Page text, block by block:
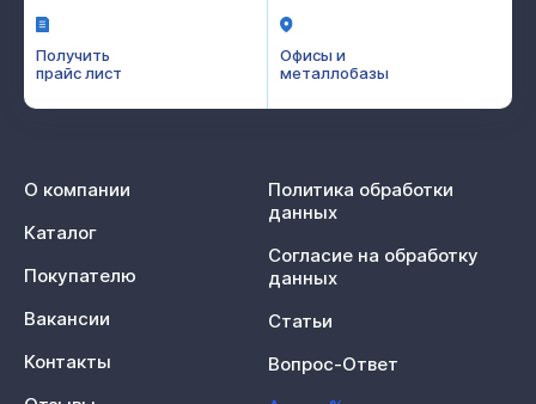
Получить
прайс лист
Офисы и
металлобазы
О компании
Каталог
Покупателю
Вакансии
Контакты
Политика обработки
данных
Согласие на обработку
данных
Статьи
Вопрос-Ответ